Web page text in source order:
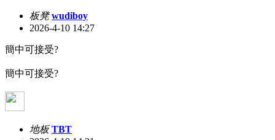
板凳 wudiboy
2026-4-10 14:27
簡中可接受?
簡中可接受?
地板 TBT